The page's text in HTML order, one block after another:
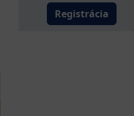
Registrácia